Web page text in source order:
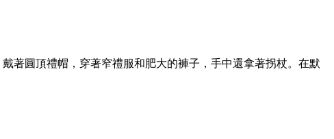
著圓頂禮帽，穿著窄禮服和肥大的褲子，手中還拿著拐杖。在默